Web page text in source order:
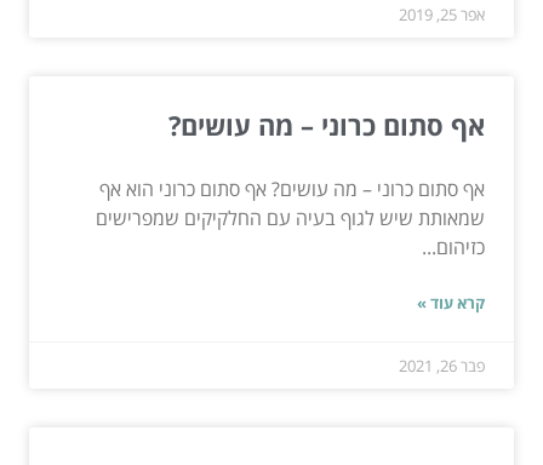
אפר 25, 2019
אף סתום כרוני – מה עושים?
אף סתום כרוני – מה עושים? אף סתום כרוני הוא אף
שמאותת שיש לגוף בעיה עם החלקיקים שמפרישים
כזיהום...
קרא עוד »
פבר 26, 2021